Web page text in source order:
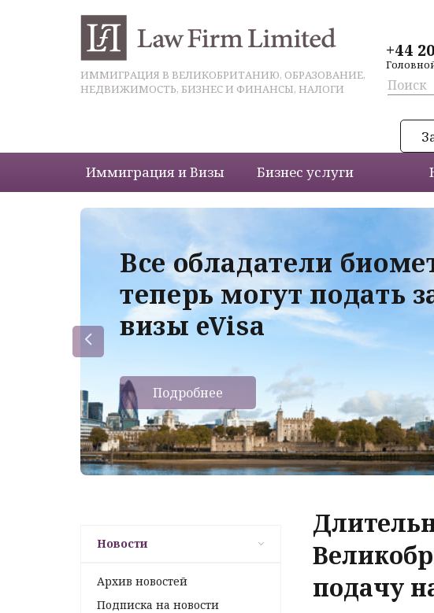
ИММИГРАЦИЯ В ВЕЛИКОБРИТАНИЮ, ОБРАЗОВАНИЕ,
НЕДВИЖИМОСТЬ, БИЗНЕС И ФИНАНСЫ, НАЛОГИ
+44
Иммиграция и Визы Бизнес услуги
Все обладатели
теперь могут подать
визы eVisa
Подробнее
Новости
Архив новостей
Подписка на новости
подачу